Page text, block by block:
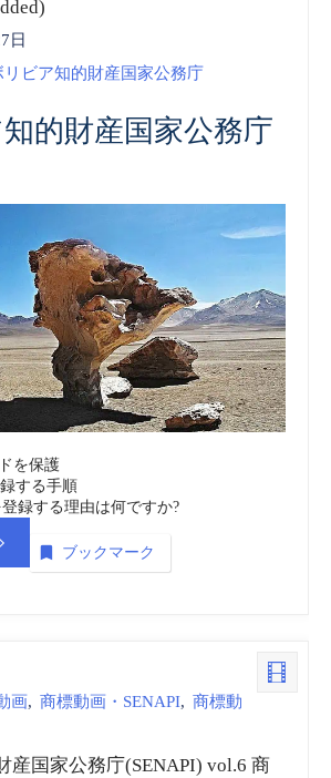
）”
日
リビア知的財産国家公務庁
的財産国家公務庁
を保護
する手順
録する理由は何ですか?
ブックマーク
画, 商標動画・SENAPI, 商標動
産国家公務庁(SENAPI) vol.6 商